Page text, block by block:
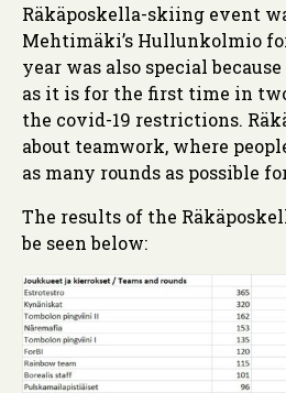
Räkäposkella-skiing event
Mehtimäki’s Hullunkolmio
year was also special
as it is for the first time in
the covid-19 restrictions.
about teamwork, where
as many rounds as possible
The results of the
be seen below: